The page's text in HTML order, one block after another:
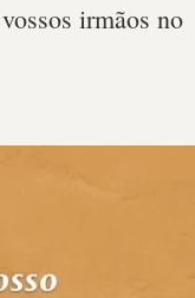
irmãos no